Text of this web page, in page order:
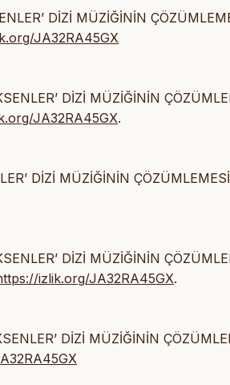
DİZİ MÜZİĞİNİN
JA32RA45GX
DİZİ MÜZİĞİNİN
JA32RA45GX.
DİZİ MÜZİĞİNİN
DİZİ MÜZİĞİNİN
izlik.org/JA32RA45GX.
DİZİ MÜZİĞİNİN